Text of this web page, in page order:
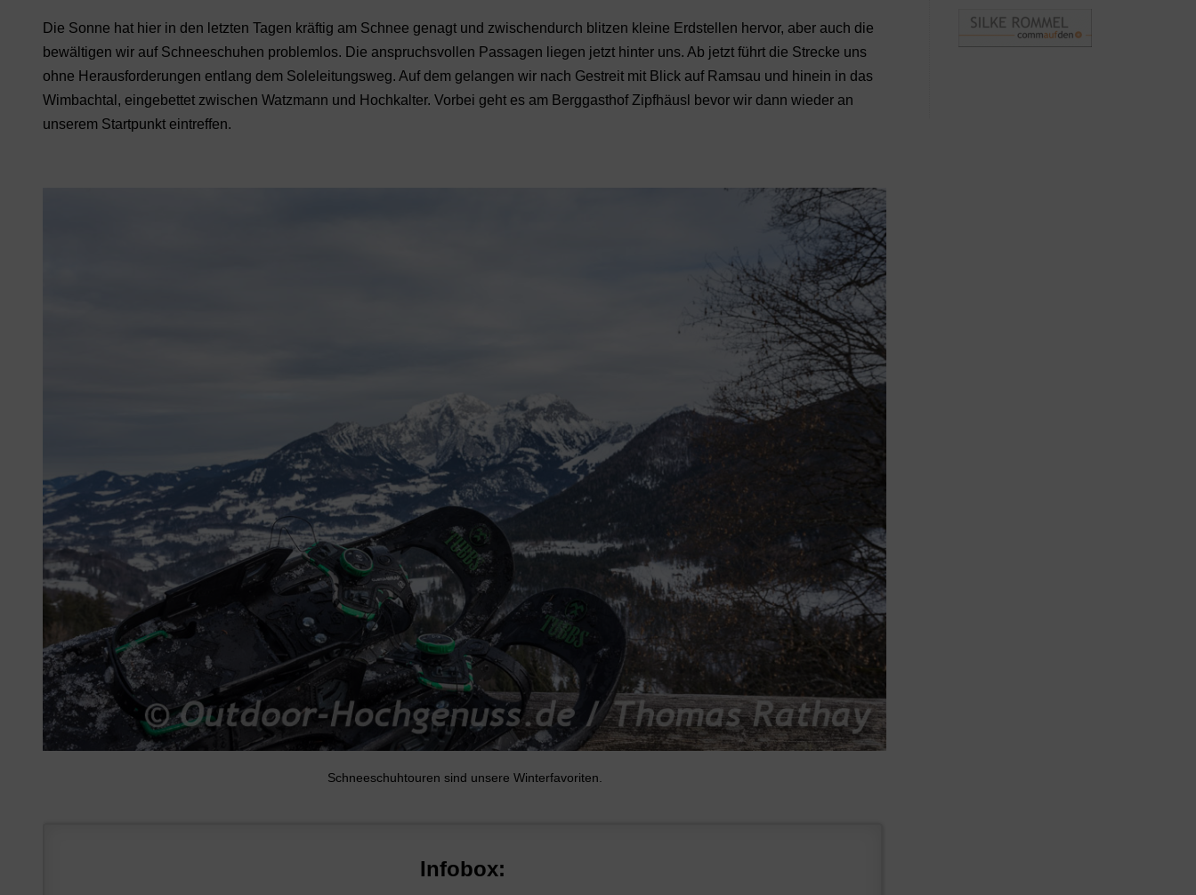
Die Sonne hat hier in den letzten Tagen kräftig am Schnee genagt und zwischendurch blitzen kleine Erdstellen hervor, aber auch die
bewältigen wir auf Schneeschuhen problemlos. Die anspruchsvollen Passagen liegen jetzt hinter uns. Ab jetzt führt die Strecke uns
ohne Herausforderungen entlang dem Soleleitungsweg. Auf dem gelangen wir nach Gestreit mit Blick auf Ramsau und hinein in das
Wimbachtal, eingebettet zwischen Watzmann und Hochkalter. Vorbei geht es am Berggasthof Zipfhäusl bevor wir dann wieder an
unserem Startpunkt eintreffen.
Schneeschuhtouren sind unsere Winterfavoriten.
Infobox: